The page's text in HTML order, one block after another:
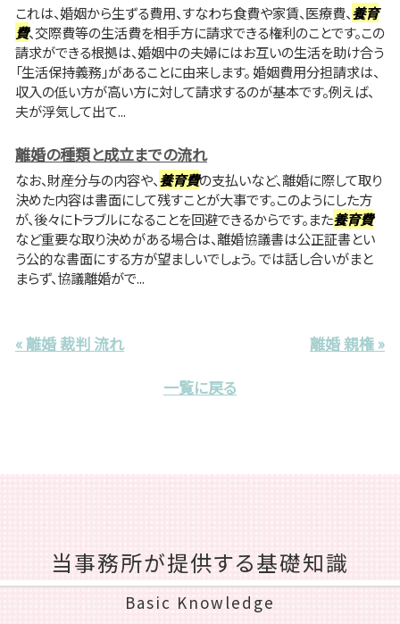
これは、婚姻から生ずる費用、すなわち食費や家賃、医療費、養育
費、交際費等の生活費を相手方に請求できる権利のことです。この
請求ができる根拠は、婚姻中の夫婦にはお互いの生活を助け合う
「生活保持義務」があることに由来します。 婚姻費用分担請求は、
収入の低い方が高い方に対して請求するのが基本です。例えば、
夫が浮気して出て...
離婚の種類と成立までの流れ
なお、財産分与の内容や、養育費の支払いなど、離婚に際して取り
決めた内容は書面にして残すことが大事です。このようにした方
が、後々にトラブルになることを回避できるからです。また養育費
など重要な取り決めがある場合は、離婚協議書は公正証書とい
う公的な書面にする方が望ましいでしょう。 では話し合いがまと
まらず、協議離婚がで...
« 離婚 裁判 流れ
離婚 親権 »
一覧に戻る
当事務所が提供する基礎知識
Basic Knowledge